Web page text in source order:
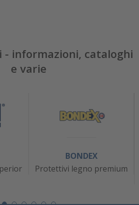
- informazioni, cataloghi
e varie
BONDEX
Protettivi legno premium